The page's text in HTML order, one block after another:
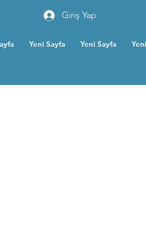
Giriş Yap
Yeni Sayfa Yeni Sayfa